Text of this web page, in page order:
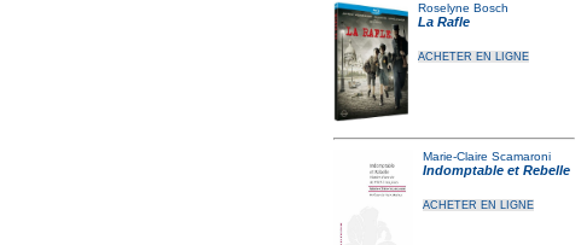
Roselyne Bosch
La Rafle
ACHETER EN LIGNE
Marie-Claire Scamaroni
Indomptable et Rebelle
ACHETER EN LIGNE